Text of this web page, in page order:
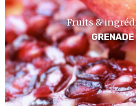
Fruits &
GRENADE